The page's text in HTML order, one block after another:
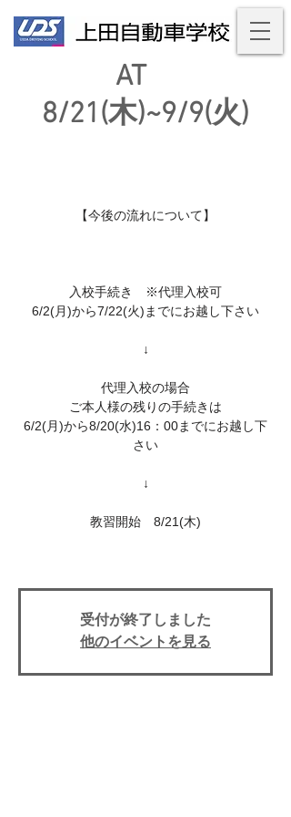
AT
8/21(木)~9/9(火)
【今後の流れについて】
入校手続き ※代理入校可
6/2(月)から7/22(火)までにお越し下さい
↓
代理入校の場合
ご本人様の残りの手続きは
6/2(月)から8/20(水)16：00までにお越し下
さい
↓
教習開始 8/21(木)
受付が終了しました
他のイベントを見る